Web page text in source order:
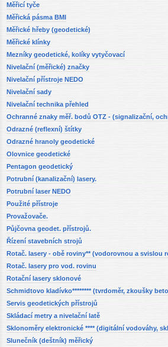
Měřicí tyče
Měřická pásma BMI
Měřické hřeby (geodetické)
Měřické klínky
Mezníky geodetické, kolíky vytyčovací
Nivelační (měřické) značky
Nivelační přístroje NEDO
Nivelační sady
Nivelační technika přehled
Ochranné znaky měř. bodů OTZ - (signalizační,
Odrazné (reflexní) štítky
Odrazné hranoly geodetické
Olovnice geodetické
Pentagon geodetický
Potrubní (kanalizační) lasery.
Potrubní laser NEDO
Použité přístroje
Provažovače.
Půjčovna geodet. přístrojů.
Řízení stavebních strojů
Rotač. lasery - obě roviny** (vodorovnou a svislou
Rotač. lasery pro vod. rovinu
Rotační lasery sklonové
Schmidtovo kladívko******** (tvrdoměr, zkoušky
Servis geodetických přístrojů
Skládací metry a nivelační latě
Sklonoměry elektronické **** (digitální vodováhy,
Slunečník (deštník) měřický